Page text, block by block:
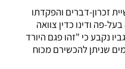
זכרון-דברים והפקדתו
פה ודינו כדין צוואה
נקבע כי "זהו פגם היורד
שניתן להכשירם מכוח